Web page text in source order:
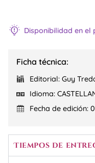
Disponibilidad en el
Ficha técnica:
Editorial: Guy
Idioma:
Fecha de edición:
Tiempos de